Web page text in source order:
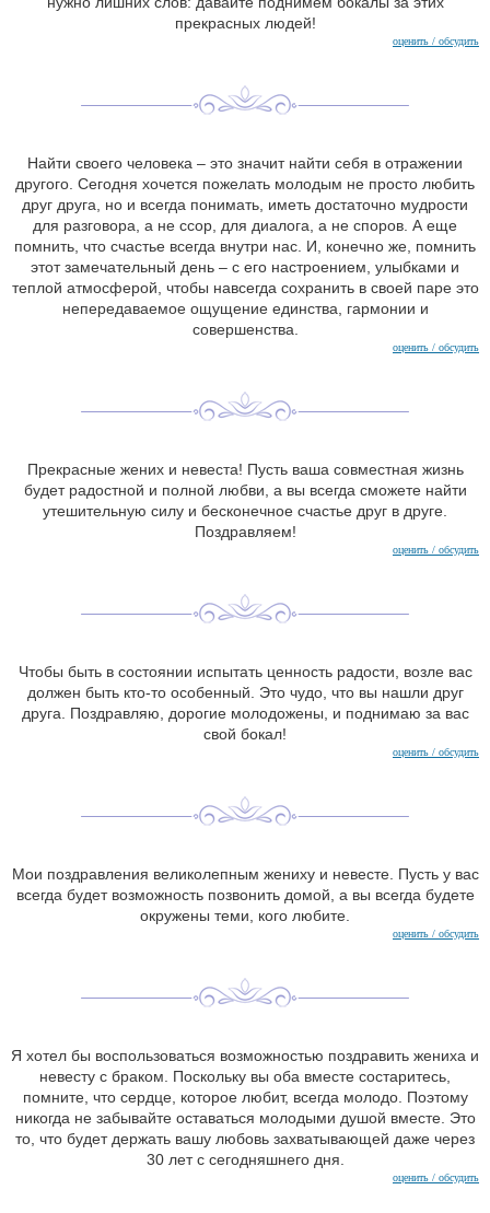
прекрасных людей!
оценить / обсудить
Найти своего человека – это значит найти себя в отражении
другого. Сегодня хочется пожелать молодым не просто любить
друг друга, но и всегда понимать, иметь достаточно мудрости
для разговора, а не ссор, для диалога, а не споров. А еще
помнить, что счастье всегда внутри нас. И, конечно же, помнить
этот замечательный день – с его настроением, улыбками и
теплой атмосферой, чтобы навсегда сохранить в своей паре это
непередаваемое ощущение единства, гармонии и
совершенства.
оценить / обсудить
Прекрасные жених и невеста! Пусть ваша совместная жизнь
будет радостной и полной любви, а вы всегда сможете найти
утешительную силу и бесконечное счастье друг в друге.
Поздравляем!
оценить / обсудить
Чтобы быть в состоянии испытать ценность радости, возле вас
должен быть кто-то особенный. Это чудо, что вы нашли друг
друга. Поздравляю, дорогие молодожены, и поднимаю за вас
свой бокал!
оценить / обсудить
Мои поздравления великолепным жениху и невесте. Пусть у вас
всегда будет возможность позвонить домой, а вы всегда будете
окружены теми, кого любите.
оценить / обсудить
Я хотел бы воспользоваться возможностью поздравить жениха и
невесту с браком. Поскольку вы оба вместе состаритесь,
помните, что сердце, которое любит, всегда молодо. Поэтому
никогда не забывайте оставаться молодыми душой вместе. Это
то, что будет держать вашу любовь захватывающей даже через
30 лет с сегодняшнего дня.
оценить / обсудить